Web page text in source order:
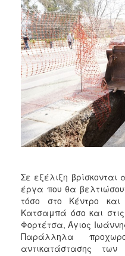
2012
2011
2010
2006
ΤΟΠΟΣ
ΑΝΘΕΚΤΙΚΗ
ΠΟΛΗ
Σε εξέλιξη
έργα που θα
τόσο στο Κέντρο και
Κατσαμπά όσο και
Φορτέτσα, Άγιος
Παράλληλα
αντικατάστασης